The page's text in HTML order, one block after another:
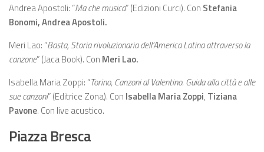
Andrea Apostoli: “Ma che musica” (Edizioni Curci). Con Stefania
Bonomi, Andrea Apostoli.
Meri Lao: “Basta, Storia rivoluzionaria dell’America Latina attraverso la
canzone” (Jaca Book). Con Meri Lao.
Isabella Maria Zoppi: “Torino, Canzoni al Valentino. Guida alla città e alle
sue canzoni” (Editrice Zona). Con Isabella Maria Zoppi, Tiziana
Pavone. Con live acustico.
Piazza Bresca